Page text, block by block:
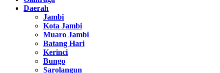
Daerah
Jambi
Kota Jambi
Muaro Jambi
Batang Hari
Kerinci
Bungo
Sarolangun